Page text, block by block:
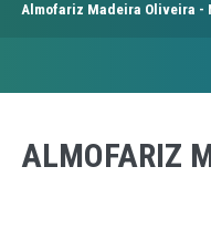
Almofariz Madeira Oliveira -
ALMOFARIZ